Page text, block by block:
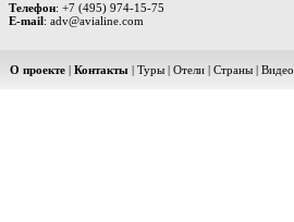
Телефон: +7 (495) 974-15-75
E-mail: adv@avialine.com
О проекте | Контакты | Туры | Отели | Страны | Видео